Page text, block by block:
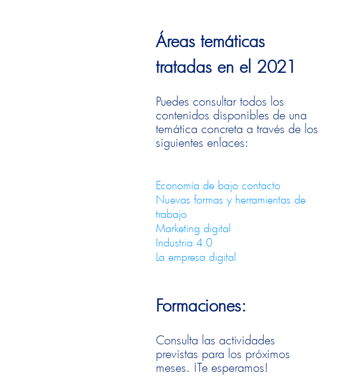
Áreas temáticas
tratadas en el 2021
Puedes consultar todos los
contenidos disponibles de una
temática concreta a través de los
siguientes enlaces:
Economía de bajo contacto
Nuevas formas y herramientas de
trabajo
Marketing digital
Industria 4.0
La empresa digital
Formaciones:
Consulta las actividades
previstas para los próximos
meses. ¡Te esperamos!